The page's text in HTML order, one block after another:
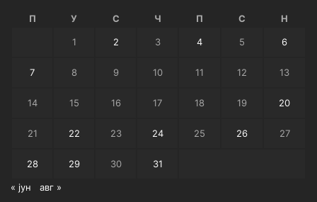
П У С Ч П С Н
1 2 3 4 5 6
7 8 9 10 11 12 13
14 15 16 17 18 19 20
21 22 23 24 25 26 27
28 29 30 31
« јун авг »